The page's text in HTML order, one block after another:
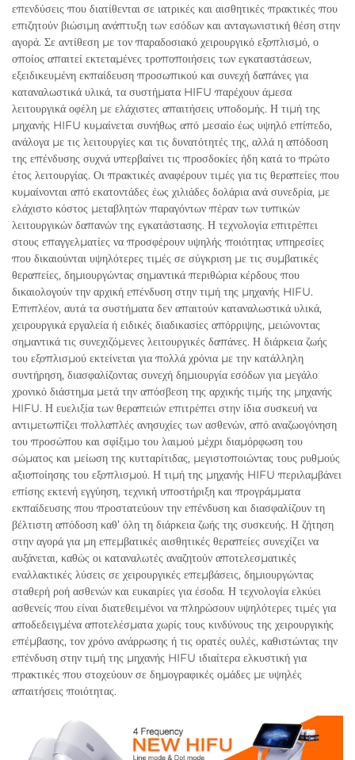
επενδύσεις που διατίθενται σε ιατρικές και αισθητικές πρακτικές που
επιζητούν βιώσιμη ανάπτυξη των εσόδων και ανταγωνιστική θέση στην
αγορά. Σε αντίθεση με τον παραδοσιακό χειρουργικό εξοπλισμό, ο
οποίος απαιτεί εκτεταμένες τροποποιήσεις των εγκαταστάσεων,
εξειδικευμένη εκπαίδευση προσωπικού και συνεχή δαπάνες για
καταναλωστικά υλικά, τα συστήματα HIFU παρέχουν άμεσα
λειτουργικά οφέλη με ελάχιστες απαιτήσεις υποδομής. Η τιμή της
μηχανής HIFU κυμαίνεται συνήθως από μεσαίο έως υψηλό επίπεδο,
ανάλογα με τις λειτουργίες και τις δυνατότητές της, αλλά η απόδοση
της επένδυσης συχνά υπερβαίνει τις προσδοκίες ήδη κατά το πρώτο
έτος λειτουργίας. Οι πρακτικές αναφέρουν τιμές για τις θεραπείες που
κυμαίνονται από εκατοντάδες έως χιλιάδες δολάρια ανά συνεδρία, με
ελάχιστο κόστος μεταβλητών παραγόντων πέραν των τυπικών
λειτουργικών δαπανών της εγκατάστασης. Η τεχνολογία επιτρέπει
στους επαγγελματίες να προσφέρουν υψηλής ποιότητας υπηρεσίες
που δικαιούνται υψηλότερες τιμές σε σύγκριση με τις συμβατικές
θεραπείες, δημιουργώντας σημαντικά περιθώρια κέρδους που
δικαιολογούν την αρχική επένδυση στην τιμή της μηχανής HIFU.
Επιπλέον, αυτά τα συστήματα δεν απαιτούν καταναλωστικά υλικά,
χειρουργικά εργαλεία ή ειδικές διαδικασίες απόρριψης, μειώνοντας
σημαντικά τις συνεχιζόμενες λειτουργικές δαπάνες. Η διάρκεια ζωής
του εξοπλισμού εκτείνεται για πολλά χρόνια με την κατάλληλη
συντήρηση, διασφαλίζοντας συνεχή δημιουργία εσόδων για μεγάλο
χρονικό διάστημα μετά την απόσβεση της αρχικής τιμής της μηχανής
HIFU. Η ευελιξία των θεραπειών επιτρέπει στην ίδια συσκευή να
αντιμετωπίζει πολλαπλές ανησυχίες των ασθενών, από αναζωογόνηση
του προσώπου και σφίξιμο του λαιμού μέχρι διαμόρφωση του
σώματος και μείωση της κυτταρίτιδας, μεγιστοποιώντας τους ρυθμούς
αξιοποίησης του εξοπλισμού. Η τιμή της μηχανής HIFU περιλαμβάνει
επίσης εκτενή εγγύηση, τεχνική υποστήριξη και προγράμματα
εκπαίδευσης που προστατεύουν την επένδυση και διασφαλίζουν τη
βέλτιστη απόδοση καθ’ όλη τη διάρκεια ζωής της συσκευής. Η ζήτηση
στην αγορά για μη επεμβατικές αισθητικές θεραπείες συνεχίζει να
αυξάνεται, καθώς οι καταναλωτές αναζητούν αποτελεσματικές
εναλλακτικές λύσεις σε χειρουργικές επεμβάσεις, δημιουργώντας
σταθερή ροή ασθενών και ευκαιρίες για έσοδα. Η τεχνολογία ελκύει
ασθενείς που είναι διατεθειμένοι να πληρώσουν υψηλότερες τιμές για
αποδεδειγμένα αποτελέσματα χωρίς τους κινδύνους της χειρουργικής
επέμβασης, τον χρόνο ανάρρωσης ή τις ορατές ουλές, καθιστώντας την
επένδυση στην τιμή της μηχανής HIFU ιδιαίτερα ελκυστική για
πρακτικές που στοχεύουν σε δημογραφικές ομάδες με υψηλές
απαιτήσεις ποιότητας.